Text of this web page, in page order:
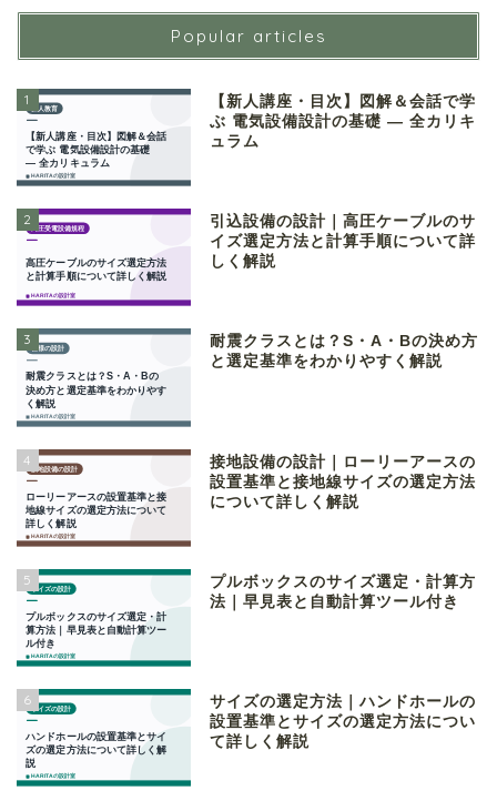
Popular articles
1
【新人講座・目次】図解＆会話で学
ぶ 電気設備設計の基礎 ― 全カリキ
ュラム
2
引込設備の設計｜高圧ケーブルのサ
イズ選定方法と計算手順について詳
しく解説
3
耐震クラスとは？S・A・Bの決め方
と選定基準をわかりやすく解説
4
接地設備の設計｜ローリーアースの
設置基準と接地線サイズの選定方法
について詳しく解説
5
プルボックスのサイズ選定・計算方
法｜早見表と自動計算ツール付き
6
サイズの選定方法｜ハンドホールの
設置基準とサイズの選定方法につい
て詳しく解説